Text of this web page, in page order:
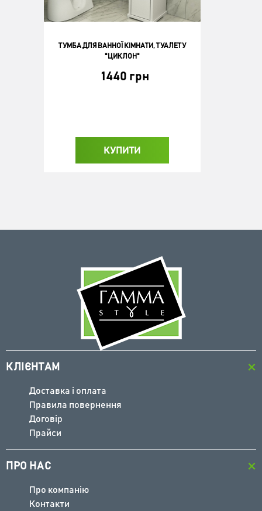
ТУМБА ДЛЯ ВАННОЇ КІМНАТИ, ТУАЛЕТУ
"ЦИКЛОН"
1440 грн
КУПИТИ
СТІЛ-КНИЖКА "СЛІМ" ДУБ СОНОМА
КУПИТИ
КЛІЄНТАМ
Доставка і оплата
Правила повернення
Договір
Прайси
ПРО НАС
Про компанію
Контакти